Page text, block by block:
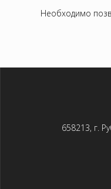
Необходимо
658213, г.